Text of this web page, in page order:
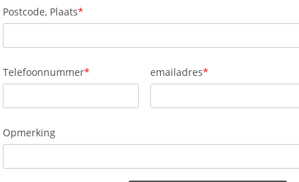
Postcode, Plaats
Telefoonnummer emailadres
Opmerking